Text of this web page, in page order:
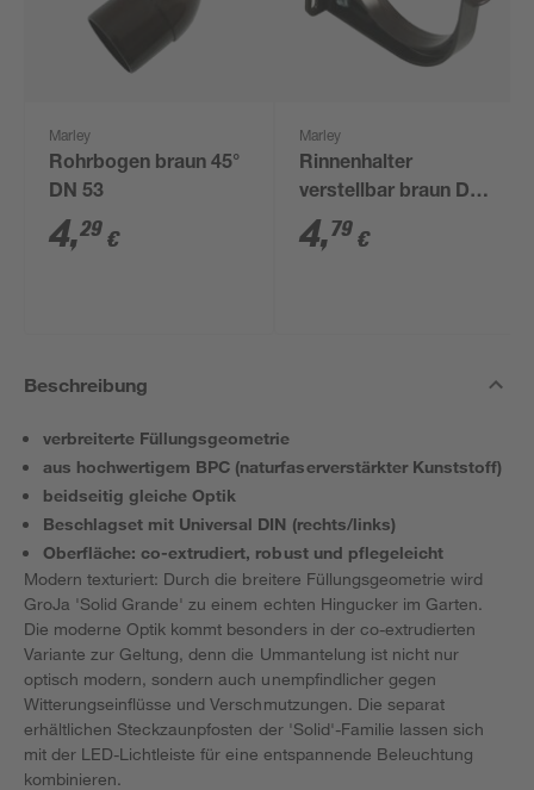
Marley
Rohrbogen braun 45°
DN 53
4,29 €
Marley
Rinnenhalter
verstellbar braun DN
75
4,79 €
Beschreibung
verbreiterte Füllungsgeometrie
aus hochwertigem BPC (naturfaserverstärkter Kunststoff)
beidseitig gleiche Optik
Beschlagset mit Universal DIN (rechts/links)
Oberfläche: co-extrudiert, robust und pflegeleicht
Modern texturiert: Durch die breitere Füllungsgeometrie wird
GroJa 'Solid Grande' zu einem echten Hingucker im Garten.
Die moderne Optik kommt besonders in der co-extrudierten
Variante zur Geltung, denn die Ummantelung ist nicht nur
optisch modern, sondern auch unempfindlicher gegen
Witterungseinflüsse und Verschmutzungen. Die separat
erhältlichen Steckzaunpfosten der 'Solid'-Familie lassen sich
mit der LED-Lichtleiste für eine entspannende Beleuchtung
kombinieren.